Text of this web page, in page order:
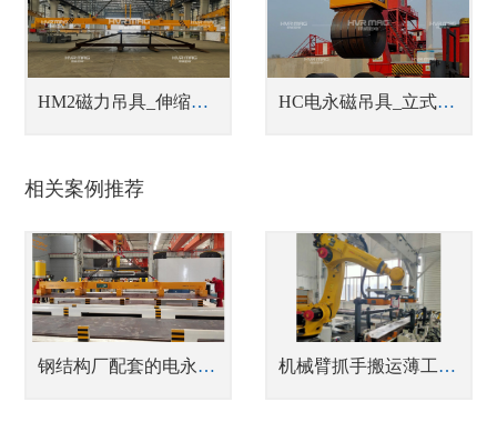
HM2磁力吊具_伸缩梁中厚钢板吊具 HC电永磁吊具_立式/卧式钢带卷吊具
相关案例推荐
钢结构厂配套的电永磁铁 机械臂抓手搬运薄工件_电永磁VS电磁, 怎么选？